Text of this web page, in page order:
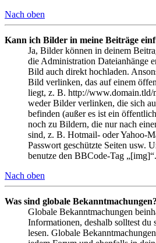
Nach oben
Kann ich Bilder in meine Beiträge
Ja, Bilder können in deinem
die Administration Dateianhänge
Bild auch direkt hochladen.
Bild verlinken, das auf einem
liegt, z. B. http://
weder Bilder verlinken, die sich
befinden (außer es ist ein
noch zu Bildern, die nur nach
sind, z. B. Hotmail- oder Yahoo-
Passwort geschützte Seiten usw.
benutze den BBCode-Tag „[img]“.
Nach oben
Was sind globale Bekanntmachungen?
Globale Bekanntmachungen
Informationen, deshalb solltest du
lesen. Globale